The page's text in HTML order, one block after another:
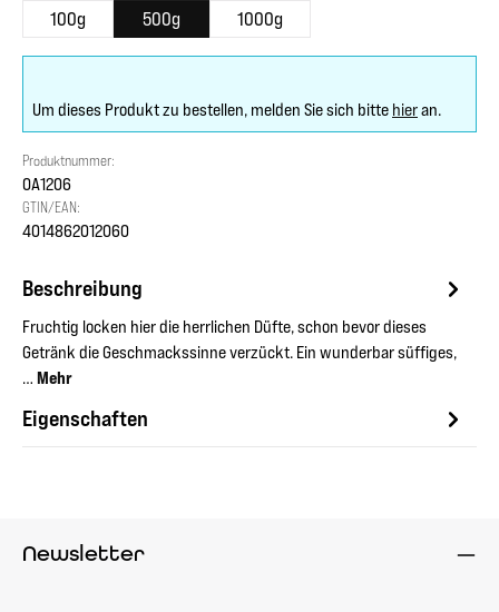
100g 500g 1000g
Um dieses Produkt zu bestellen, melden Sie sich bitte hieran.
Produktnummer:
OA1206
GTIN/EAN:
4014862012060
Beschreibung
Fruchtig locken hier die herrlichen Düfte, schon bevor dieses
Getränk die Geschmackssinne verzückt. Ein wunderbar süffiges,
… Mehr
Eigenschaften
Newsletter